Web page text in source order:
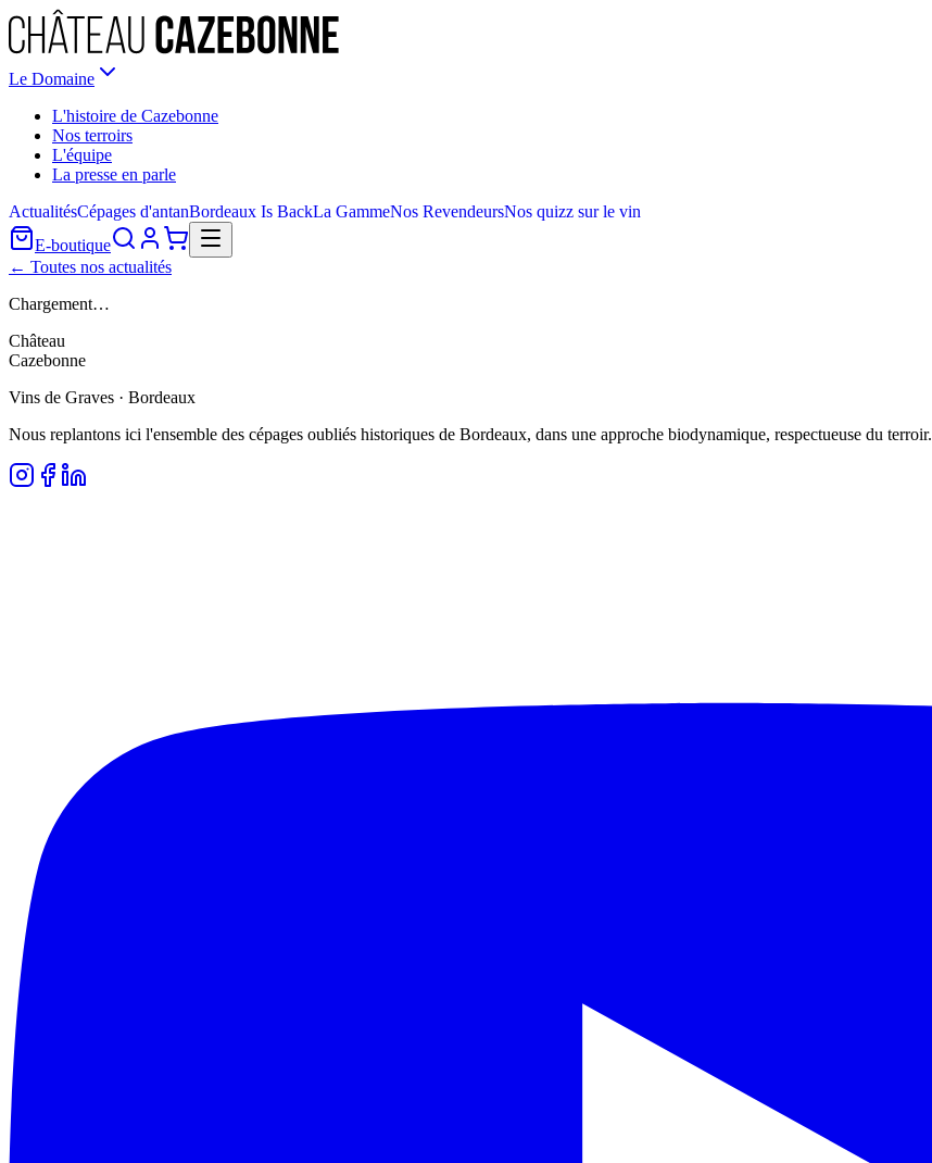
Le Domaine
L'histoire de Cazebonne
Nos terroirs
L'équipe
La presse en parle
ActualitésCépages d'antanBordeaux Is BackLa GammeNos RevendeursNos quizz sur le vin
E-boutique
← Toutes nos actualités
Chargement…
Château
Cazebonne
Vins de Graves · Bordeaux
Nous replantons ici l'ensemble des cépages oubliés historiques de Bordeaux, dans une approche biodynamique, respectueuse du terroir.